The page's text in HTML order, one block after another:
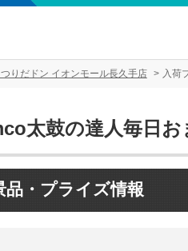
りだドン イオンモール長久手店 入荷
太鼓の達人毎日
品・プライズ情報